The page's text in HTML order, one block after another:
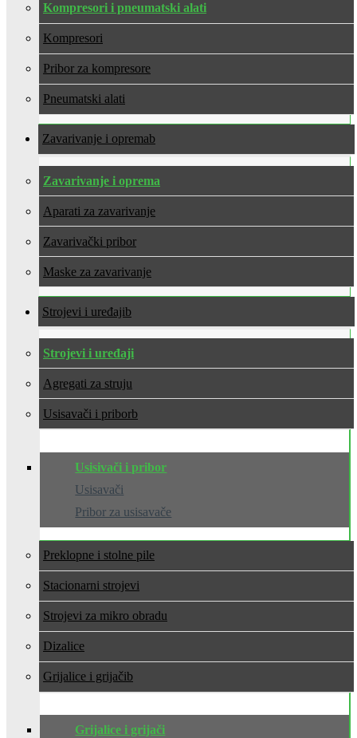
Kompresori i pneumatski alati
Kompresori
Pribor za kompresore
Pneumatski alati
Zavarivanje i oprema
Zavarivanje i oprema
Aparati za zavarivanje
Zavarivački pribor
Maske za zavarivanje
Strojevi i uređaji
Strojevi i uređaji
Agregati za struju
Usisavači i pribor
Usisivači i pribor
Usisavači
Pribor za usisavače
Preklopne i stolne pile
Stacionarni strojevi
Strojevi za mikro obradu
Dizalice
Grijalice i grijači
Grijalice i grijači